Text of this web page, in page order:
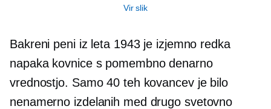
Vir slik
Bakreni peni iz leta 1943 je izjemno redka
napaka kovnice s pomembno denarno
vrednostjo. Samo 40 teh kovancev je bilo
nenamerno izdelanih med drugo svetovno